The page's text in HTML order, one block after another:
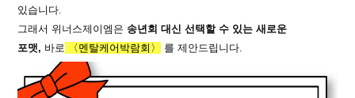
있습니다.
그래서 위너스제이엠은 송년회 대신 선택할 수 있는 새로운
포맷, 바로 〈멘탈케어박람회〉 를 제안드립니다.